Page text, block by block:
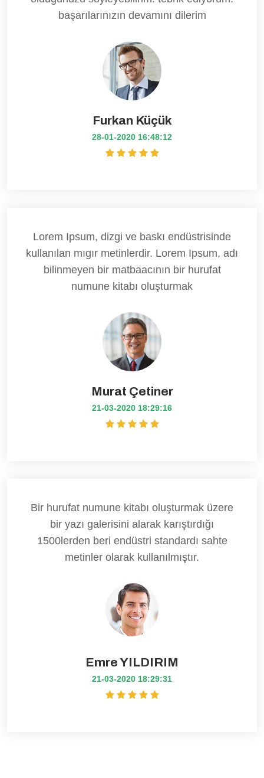
başarılarınızın devamını dilerim
Furkan Küçük
28-01-2020 16:48:12
Lorem Ipsum, dizgi ve baskı endüstrisinde
kullanılan mıgır metinlerdir. Lorem Ipsum, adı
bilinmeyen bir matbaacının bir hurufat
numune kitabı oluşturmak
Murat Çetiner
21-03-2020 18:29:16
Bir hurufat numune kitabı oluşturmak üzere
bir yazı galerisini alarak karıştırdığı
1500lerden beri endüstri standardı sahte
metinler olarak kullanılmıştır.
Emre YILDIRIM
21-03-2020 18:29:31